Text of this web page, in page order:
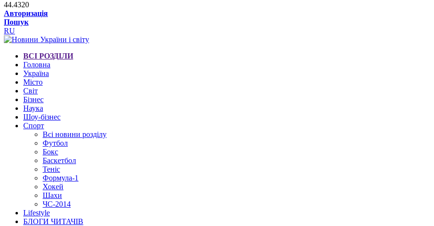
44.4320
Авторизація
Пошук
RU
ВСІ РОЗДІЛИ
Головна
Україна
Місто
Світ
Бізнес
Наука
Шоу-бізнес
Спорт
Всі новини розділу
Футбол
Бокс
Баскетбол
Теніс
Формула-1
Хокей
Шахи
ЧС-2014
Lifestyle
БЛОГИ ЧИТАЧІВ